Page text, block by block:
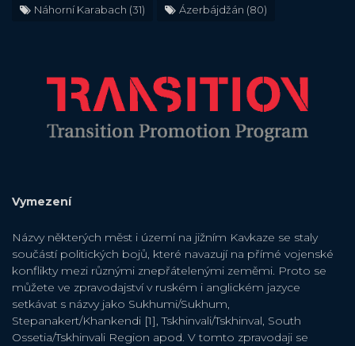
Náhorní Karabach (31) Ázerbájdžán (80)
Vymezení
Názvy některých měst i území na jižním Kavkaze se staly
součástí politických bojů, které navazují na přímé vojenské
konflikty mezi různými znepřátelenými zeměmi. Proto se
můžete ve zpravodajství v ruském i anglickém jazyce
setkávat s názvy jako Sukhumi/Sukhum,
Stepanakert/Khankendi [1], Tskhinvali/Tskhinval, South
Ossetia/Tskhinvali Region apod. V tomto zpravodaji se